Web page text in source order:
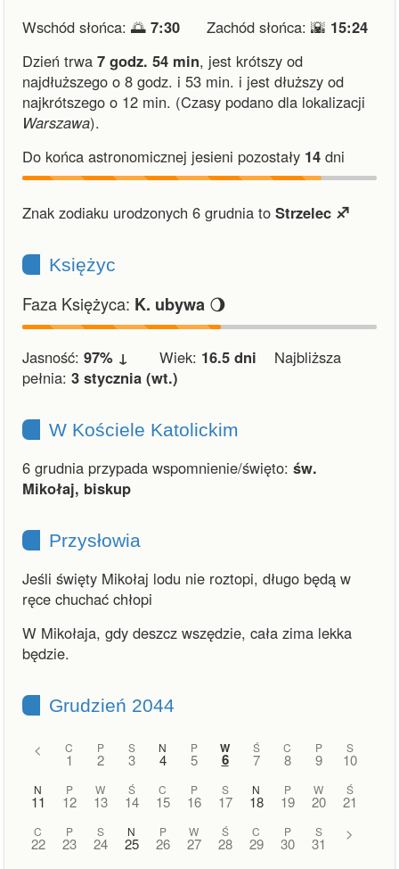
Wschód słońca: 🌅 7:30 Zachód słońca: 🌇 15:24
Dzień trwa 7 godz. 54 min, jest krótszy od
najdłuższego o 8 godz. i 53 min. i jest dłuższy od
najkrótszego o 12 min. (Czasy podano dla lokalizacji
Warszawa).
Do końca astronomicznej jesieni pozostały 14 dni
Znak zodiaku urodzonych 6 grudnia to Strzelec ♐︎
Księżyc
Faza Księżyca: K. ubywa 🌖
Jasność: 97% ↓ Wiek: 16.5 dni Najbliższa
pełnia: 3 stycznia (wt.)
W Kościele Katolickim
6 grudnia przypada wspomnienie/święto: św.
Mikołaj, biskup
Przysłowia
Jeśli święty Mikołaj lodu nie roztopi, długo będą w
ręce chuchać chłopi
W Mikołaja, gdy deszcz wszędzie, cała zima lekka
będzie.
Grudzień 2044
< C
1
P
2
S
3
N
4
P
5
W
6
Ś
7
C
8
P
9
S
10
N
11
P
12
W
13
Ś
14
C
15
P
16
S
17
N
18
P
19
W
20
Ś
21
C
22
P
23
S
24
N
25
P
26
W
27
Ś
28
C
29
P
30
S
31
>